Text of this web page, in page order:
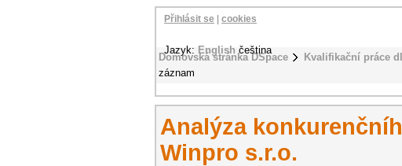
Domovská stránka DSpace Kvalifikační práce
záznam
Přihlásit se cookies
Jazyk: English čeština
Analýza
Winpro s.r.o.